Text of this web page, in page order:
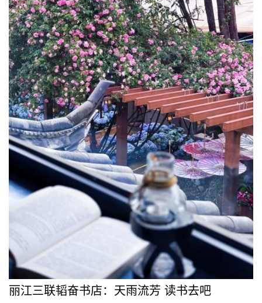
丽江三联韬奋书店：天雨流芳 读书去吧